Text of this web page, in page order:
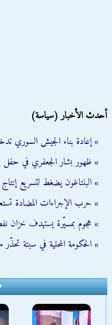
أحدث الأخبار (سياسة)
» إعادة بناء الجيش السوري
» ظهور بشار الجعفري في حفل
» البنتاغون يضغط لتسريع
» حرب الإجراءات المضادة تستعر
» هجوم بمسيّرة يستهدف خزان
» الحكومة المحلية في سبتة